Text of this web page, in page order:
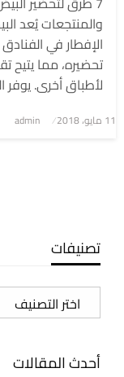
والمنتجعات يُعد
الإفطار في
تحضيره، مما
لأطباق أخرى.
نُشر
11 مايو، 2018 admin
تصنيفات
تصنيفات
أحدث المقالات